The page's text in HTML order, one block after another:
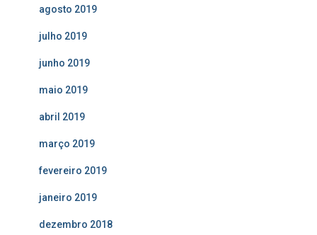
agosto 2019
julho 2019
junho 2019
maio 2019
abril 2019
março 2019
fevereiro 2019
janeiro 2019
dezembro 2018